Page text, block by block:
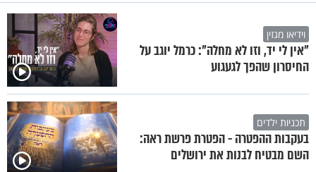
וידיאו מגזין
"אין לי יד, וזו לא מחלה": כרמל יוגב על
החיסרון שהפך לגעגוע
תכניות ילדים
בעקבות ההפטרה - הפטרת פרשת ראה:
השם מבטיח לבנות את ירושלים